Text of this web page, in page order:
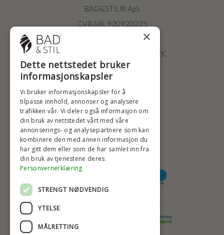
BAD&STIL® ApS
CVR.NR. 920920225
ØSTERBROGADE 202
2100 KØBENHAVN • DANMARK
+47 2396 6660
BADSTIL@BADSTIL.NO
HØYESTE KREDITTVURD
BETALINGSALTERNATIVER
×
Dette nettstedet bruker
informasjonskapsler
Vi bruker informasjonskapsler for å
tilpasse innhold, annonser og analysere
trafikken vår. Vi deler også informasjon om
din bruk av nettstedet vårt med våre
annonserings- og analysepartnere som kan
kombinere den med annen informasjon du
har gitt dem eller som de har samlet inn fra
din bruk av tjenestene deres.
Personvernerklæring
STRENGT NØDVENDIG
YTELSE
MÅLRETTING